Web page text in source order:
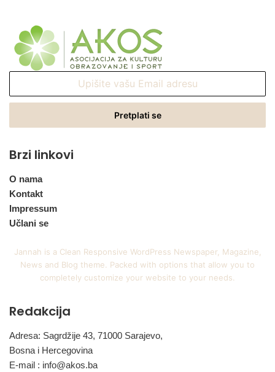
Email
Brzi linkovi
O nama
Kontakt
Impressum
Učlani se
Jannah is a Clean Responsive WordPress Newspaper, Magazine,
News and Blog theme. Packed with options that allow you to
completely customize your website to your needs.
Redakcija
Adresa: Sagrdžije 43, 71000 Sarajevo,
Bosna i Hercegovina
E-mail : info@akos.ba